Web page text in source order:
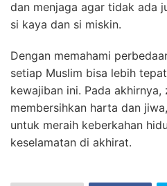
dan menjaga agar tidak ada
si kaya dan si miskin.
Dengan memahami
setiap Muslim bisa lebih
kewajiban ini. Pada akhirnya,
membersihkan harta dan
untuk meraih keberkahan
keselamatan di akhirat.